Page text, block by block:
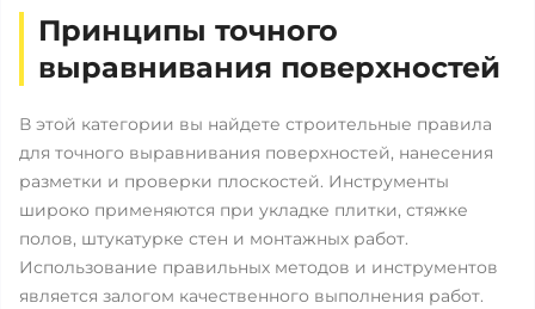
Принципы точного
выравнивания поверхностей
В этой категории вы найдете строительные правила
для точного выравнивания поверхностей, нанесения
разметки и проверки плоскостей. Инструменты
широко применяются при укладке плитки, стяжке
полов, штукатурке стен и монтажных работ.
Использование правильных методов и инструментов
является залогом качественного выполнения работ.